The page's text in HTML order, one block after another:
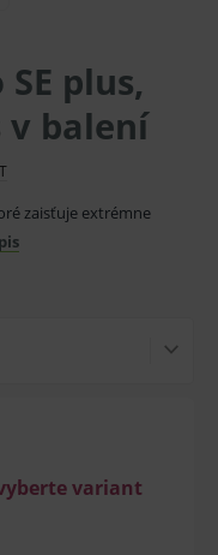
plus,
v balení
zaisťuje extrémne
variant